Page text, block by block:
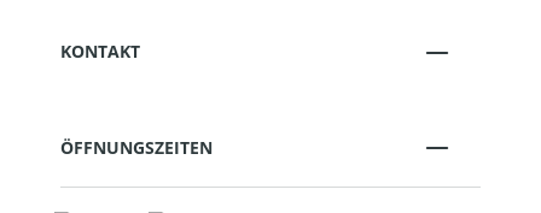
KONTAKT
ÖFFNUNGSZEITEN